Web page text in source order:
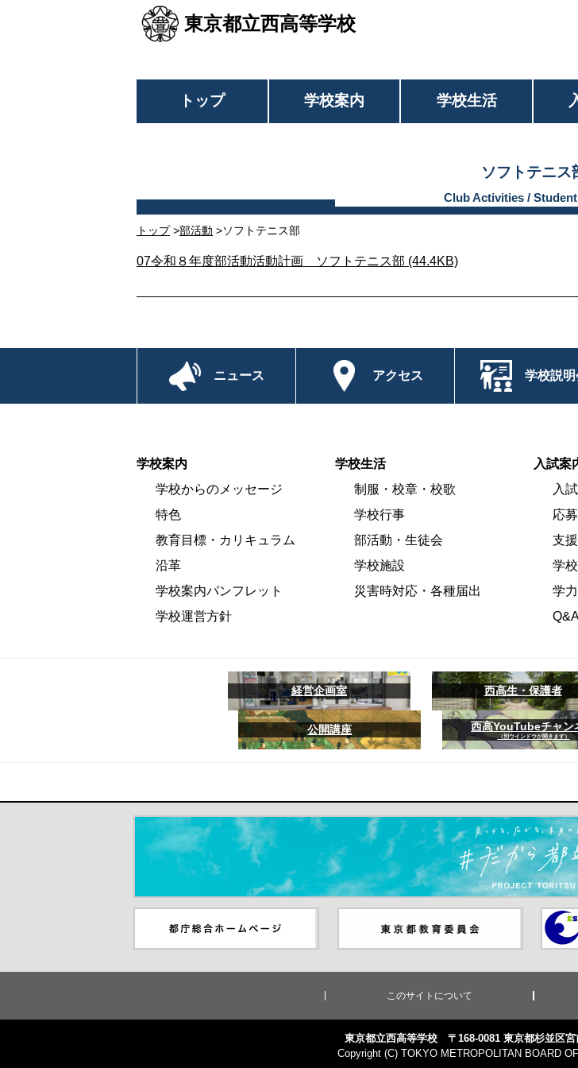
東京都立西高等学校
トップ 学校案内 学校生活
トップ>部活動 >ソフトテニス部
ソフトテニス
07令和８年度部活動活動計画 ソフトテニス部 (44.4KB)
ニュース アクセス 学校説明
学校案内
学校からのメッセージ
特色
教育目標・カリキュラム
沿革
学校案内パンフレット
学校運営方針
学校生活
制服・校章・校歌
学校行事
部活動・生徒会
学校施設
災害時対応・各種届出
入試案
入
応
支
学
学
経営企画室 西高生・保護者
公開講座 西高YouTubeチャン
（別ウインドウが開きます）
＃だから都立高（別ウインドウが開きます）
ンドウが開きます）
ウが開きます）
中学
（別
このサイトについて
東京都立西高等学校 〒168-0081 東京都杉並区宮
Copyright (C) TOKYO METROPOLITAN BOARD